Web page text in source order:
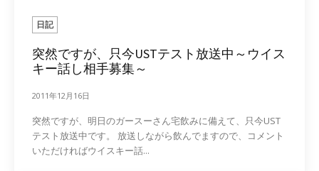
日記
突然ですが、只今USTテスト放送中～ウイス
キー話し相手募集～
2011年12月16日
突然ですが、明日のガースーさん宅飲みに備えて、只今UST
テスト放送中です。 放送しながら飲んでますので、コメント
いただければウイスキー話...